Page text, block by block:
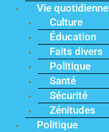
Vie quotidienne
Culture
Éducation
Faits divers
Politique
Santé
Sécurité
Zénitudes
Politique